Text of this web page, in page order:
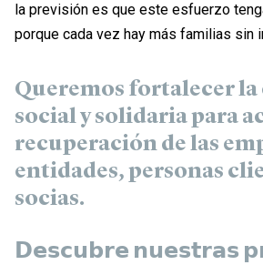
la previsión es que este esfuerzo
porque cada vez hay más familias sin
Queremos fortalecer
social y solidaria para
recuperación de las
entidades, personas
socias.
𝗗𝗲𝘀𝗰𝘂𝗯𝗿𝗲 𝗻𝘂𝗲𝘀𝘁𝗿𝗮𝘀